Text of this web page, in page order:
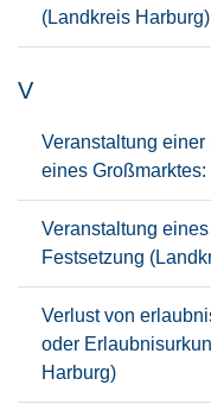
(Landkreis Harburg)
V
Veranstaltung
eines
Veranstaltung
Festsetzung
Verlust von
oder
Harburg)